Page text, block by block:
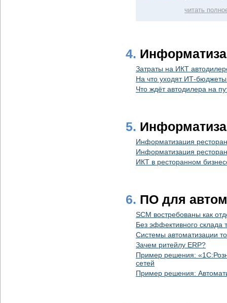
читать
4.
Затраты на ИКТ
На что уходят ИТ-
Что ждёт автодилера на
5.
Информатизация
Информатизация
ИКТ в ресторанном
6. ПО для
SCM востребованы как
Без эффективного склада
Системы автоматизации
Зачем ритейлу ERP?
Пример решения:
сетей
Пример решения: